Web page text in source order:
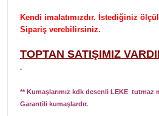
Kendi imalatımızdır. İstediğiniz
Sipariş verebilirsiniz.
TOPTAN SATIŞIMIZ
.
** Kumaşlarımız kdk desenli LEKE tutmaz
Garantili kumaşlardır.